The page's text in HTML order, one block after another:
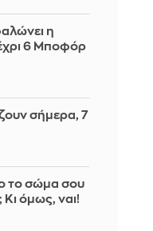
η
6 Μποφόρ
σήμερα, 7
το σώμα σου
όμως, ναι!